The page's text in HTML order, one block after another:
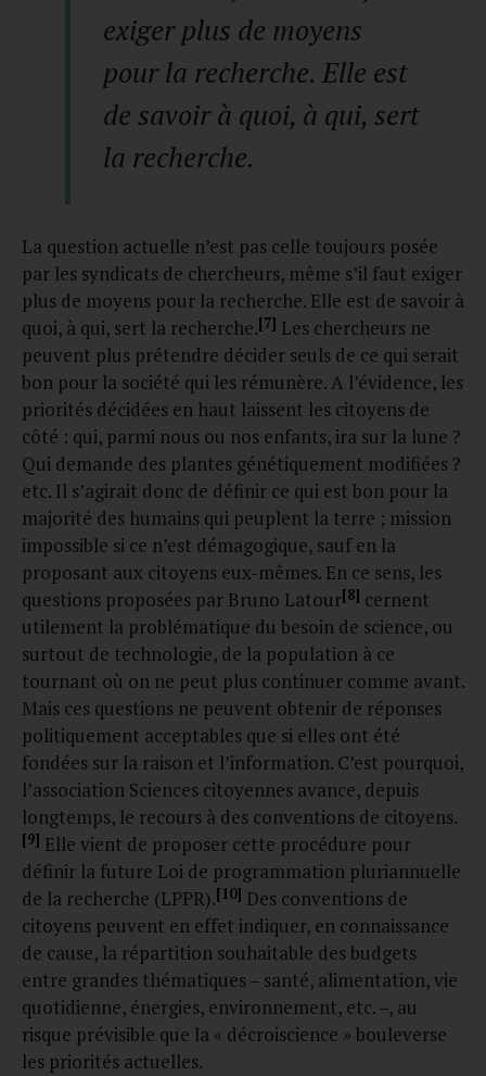
exiger plus de moyens
pour la recherche. Elle est
de savoir à quoi, à qui, sert
la recherche.
La question actuelle n’est pas celle toujours posée
par les syndicats de chercheurs, même s’il faut exiger
plus de moyens pour la recherche. Elle est de savoir à
quoi, à qui, sert la recherche.[7] Les chercheurs ne
peuvent plus prétendre décider seuls de ce qui serait
bon pour la société qui les rémunère. A l’évidence, les
priorités décidées en haut laissent les citoyens de
côté : qui, parmi nous ou nos enfants, ira sur la lune ?
Qui demande des plantes génétiquement modifiées ?
etc. Il s’agirait donc de définir ce qui est bon pour la
majorité des humains qui peuplent la terre ; mission
impossible si ce n’est démagogique, sauf en la
proposant aux citoyens eux-mêmes. En ce sens, les
questions proposées par Bruno Latour[8] cernent
utilement la problématique du besoin de science, ou
surtout de technologie, de la population à ce
tournant où on ne peut plus continuer comme avant.
Mais ces questions ne peuvent obtenir de réponses
politiquement acceptables que si elles ont été
fondées sur la raison et l’information. C’est pourquoi,
l’association Sciences citoyennes avance, depuis
longtemps, le recours à des conventions de citoyens.
[9] Elle vient de proposer cette procédure pour
définir la future Loi de programmation pluriannuelle
de la recherche (LPPR).[10] Des conventions de
citoyens peuvent en effet indiquer, en connaissance
de cause, la répartition souhaitable des budgets
entre grandes thématiques – santé, alimentation, vie
quotidienne, énergies, environnement, etc. –, au
risque prévisible que la « décroiscience » bouleverse
les priorités actuelles.